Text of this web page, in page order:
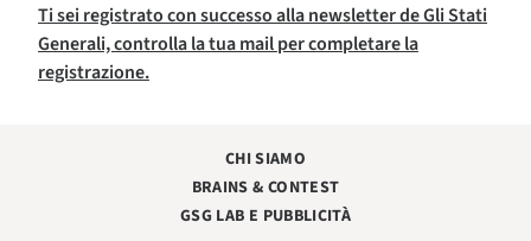
Ti sei registrato con successo alla newsletter de Gli Stati
Generali, controlla la tua mail per completare la
registrazione.
CHI SIAMO
BRAINS & CONTEST
GSG LAB E PUBBLICITÀ